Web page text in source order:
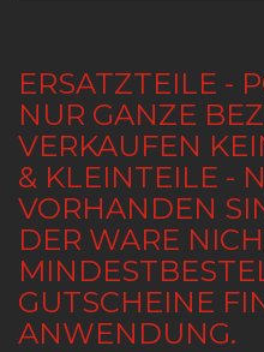
ERSATZTEILE -
NUR GANZE
VERKAUFEN
& KLEINTEILE -
VORHANDEN
DER WARE
GUTSCHEINE
ANWENDUNG.